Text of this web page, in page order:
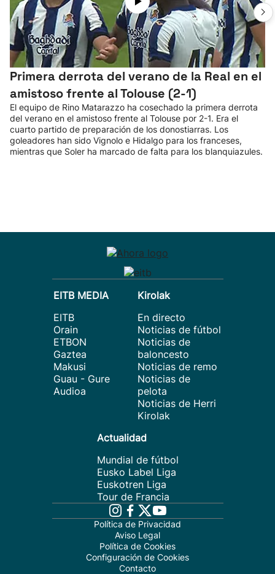
Primera derrota del verano de la Real en el
amistoso frente al Tolouse (2-1)
El equipo de Rino Matarazzo ha cosechado la primera derrota
del verano en el amistoso frente al Tolouse por 2-1. Era el
cuarto partido de preparación de los donostiarras. Los
goleadores han sido Vignolo e Hidalgo para los franceses,
mientras que Soler ha marcado de falta para los blanquiazules.
EITB MEDIA
EITB
Orain
ETBON
Gaztea
Makusi
Guau - Gure
Audioa
Kirolak
En directo
Noticias de fútbol
Noticias de
baloncesto
Noticias de remo
Noticias de
pelota
Noticias de Herri
Kirolak
Actualidad
Mundial de fútbol
Eusko Label Liga
Euskotren Liga
Tour de Francia
Política de Privacidad
Aviso Legal
Política de Cookies
Configuración de Cookies
Contacto